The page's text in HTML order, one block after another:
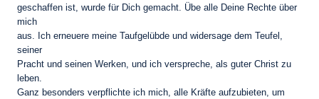
geschaffen ist, wurde für Dich gemacht. Übe alle Deine Rechte über
mich
aus. Ich erneuere meine Taufgelübde und widersage dem Teufel,
seiner
Pracht und seinen Werken, und ich verspreche, als guter Christ zu
leben.
Ganz besonders verpflichte ich mich, alle Kräfte aufzubieten, um